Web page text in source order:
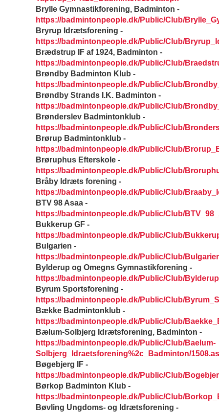
Brylle Gymnastikforening, Badminton -
https://badmintonpeople.dk/Public/Club/
Bryrup Idrætsforening -
https://badmintonpeople.dk/Public/Club/
Brædstrup IF af 1924, Badminton -
https://badmintonpeople.dk/Public/Club/
Brøndby Badminton Klub -
https://badmintonpeople.dk/Public/Club/
Brøndby Strands I.K. Badminton -
https://badmintonpeople.dk/Public/Club/
Brønderslev Badmintonklub -
https://badmintonpeople.dk/Public/Club/
Brørup Badmintonklub -
https://badmintonpeople.dk/Public/Club/
Brøruphus Efterskole -
https://badmintonpeople.dk/Public/Club/
Bråby Idræts forening -
https://badmintonpeople.dk/Public/Club/
BTV 98 Asaa -
https://badmintonpeople.dk/Public/Club/
Bukkerup GF -
https://badmintonpeople.dk/Public/Club/
Bulgarien -
https://badmintonpeople.dk/Public/Club/
Bylderup og Omegns Gymnastikforening -
https://badmintonpeople.dk/Public/Club/
Byrum Sportsforening -
https://badmintonpeople.dk/Public/Club/
Bække Badmintonklub -
https://badmintonpeople.dk/Public/Club/
Bælum-Solbjerg Idrætsforening, Badminton -
https://badmintonpeople.dk/Public/Club/Baelum-
Solbjerg_Idraetsforening%2c_Badminton/
Bøgebjerg IF -
https://badmintonpeople.dk/Public/Club/
Børkop Badminton Klub -
https://badmintonpeople.dk/Public/Club/
Bøvling Ungdoms- og Idrætsforening -